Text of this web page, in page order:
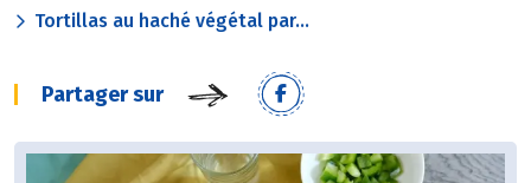
Tortillas au haché végétal par...
Partager sur